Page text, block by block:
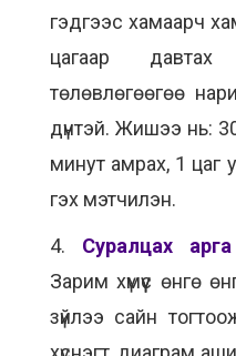
гэдгээс хамаарч
цагаар давтах
төлөвлөгөөгөө
дүнтэй. Жишээ нь:
минут амрах, 1 цаг
гэх мэтчилэн.
4. Суралцах
Зарим хүмүүс өнгө
зүйлээ сайн